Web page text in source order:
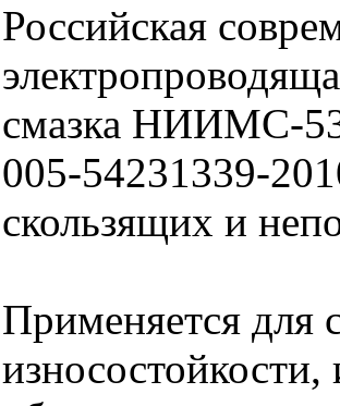
Российская
смазка НИИМС-
005-54231339-
скользящих и
Применяется для